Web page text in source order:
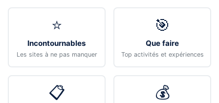
⭐
Incontournables
Les sites à ne pas manquer
🎯
Que faire
Top activités et expériences
📋 💰